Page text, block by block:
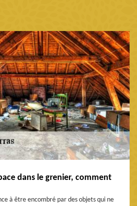
dans le grenier, comment
à être encombré par des objets qui ne